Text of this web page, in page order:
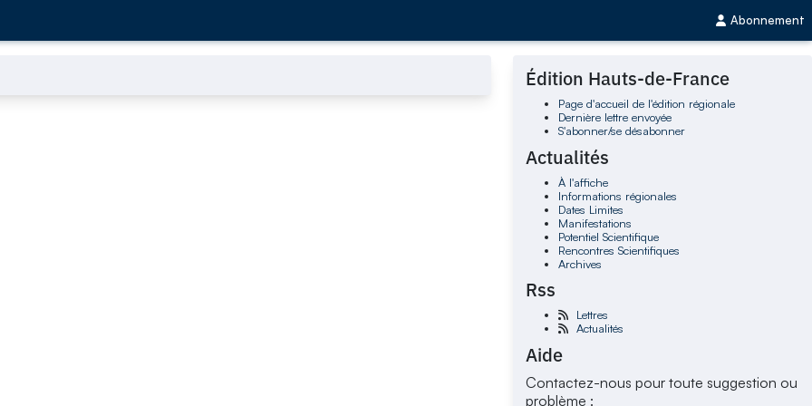
Abonnement
Édition Hauts-de-France
Page d'accueil de l'édition régionale
Dernière lettre envoyée
S'abonner/se désabonner
Actualités
À l'affiche
Informations régionales
Dates Limites
Manifestations
Potentiel Scientifique
Rencontres Scientifiques
Archives
Rss
Lettres
Actualités
Aide
Contactez-nous pour toute suggestion ou
problème :